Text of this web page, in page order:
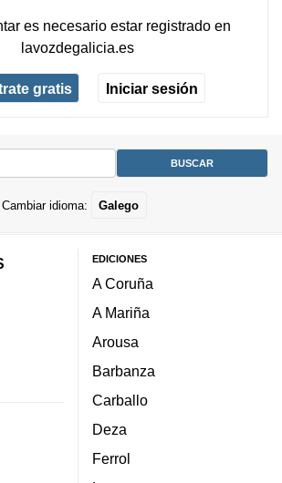
es necesario estar registradoen
lavozdegalicia.es
gratis Iniciar sesión
Cambiar idioma: Galego
EDICIONES
A Coruña
A Mariña
Arousa
Barbanza
Carballo
Deza
Ferrol